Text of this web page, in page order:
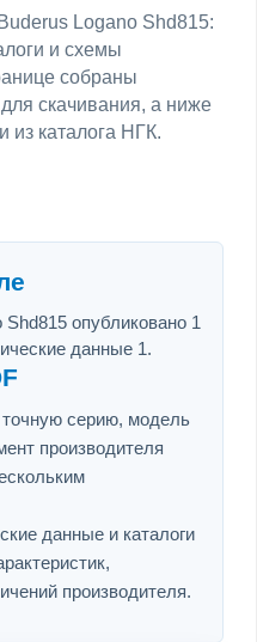
Logano Shd815:
и схемы
собраны
скачивания, а ниже
из каталога НГК.
опубликовано 1
данные 1.
серию, модель
производителя
данные и каталоги
производителя.